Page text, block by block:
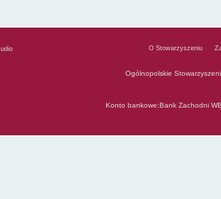
O Stowarzyszeniu
Ogólnopolskie
Konto bankowe:Bank Zachodni